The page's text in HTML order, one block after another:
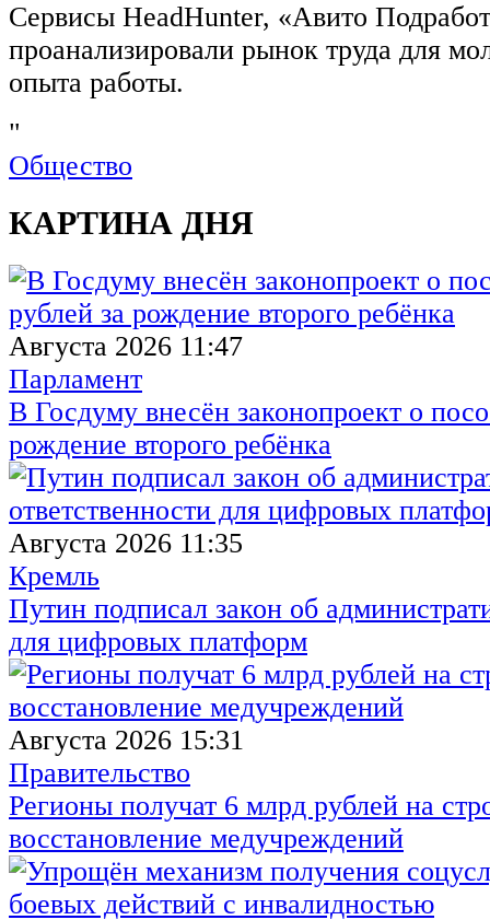
Сервисы HeadHunter, «Авито
проанализировали рынок труда для
опыта работы.
"
Общество
КАРТИНА ДНЯ
Августа 2026 11:47
Парламент
В Госдуму внесён законопроект о
рождение второго ребёнка
Августа 2026 11:35
Кремль
Путин подписал закон об
для цифровых платформ
Августа 2026 15:31
Правительство
Регионы получат 6 млрд рублей на
восстановление медучреждений